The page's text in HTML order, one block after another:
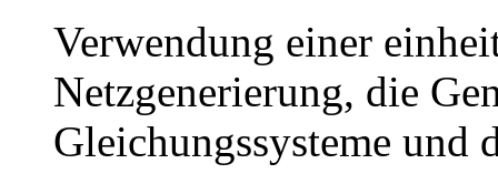
Verwendung einer
Netzgenerierung, die
Gleichungssysteme und